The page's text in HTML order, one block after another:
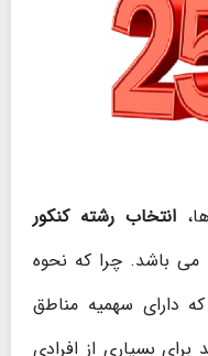
انتخاب رشته کنکور
می باشد. چرا که نحوه
که دارای سهمیه مناطق
بسیاری از افرادی